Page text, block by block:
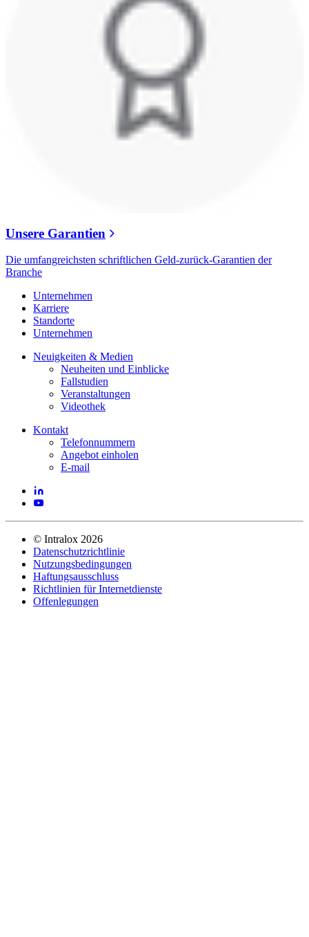
Unsere Garantien
Die umfangreichsten schriftlichen Geld-zurück-Garantien der
Branche
Unternehmen
Karriere
Standorte
Unternehmen
Neuigkeiten & Medien
Neuheiten und Einblicke
Fallstudien
Veranstaltungen
Videothek
Kontakt
Telefonnummern
Angebot einholen
E-mail
© Intralox 2026
Datenschutzrichtlinie
Nutzungsbedingungen
Haftungsausschluss
Richtlinien für Internetdienste
Offenlegungen